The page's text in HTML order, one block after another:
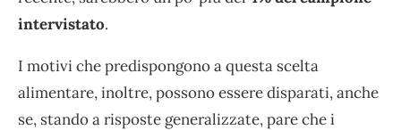
intervistato.
I motivi che predispongono a questa scelta
alimentare, inoltre, possono essere disparati, anche
se, stando a risposte generalizzate, pare che i